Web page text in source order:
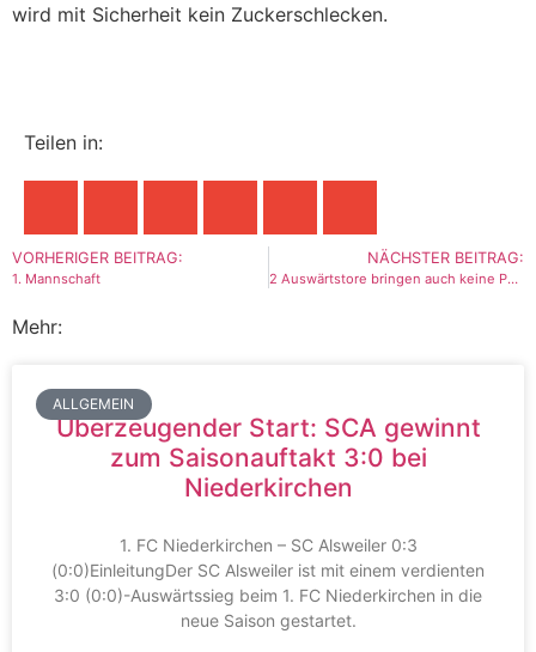
wird mit Sicherheit kein Zuckerschlecken.
Teilen in:
VORHERIGER BEITRAG:
1. Mannschaft
NÄCHSTER BEITRAG:
2 Auswärtstore bringen auch keine Punkte für die 1. Mannschaft
Mehr:
ALLGEMEIN
Überzeugender Start: SCA gewinnt
zum Saisonauftakt 3:0 bei
Niederkirchen
1. FC Niederkirchen – SC Alsweiler 0:3
(0:0)EinleitungDer SC Alsweiler ist mit einem verdienten
3:0 (0:0)-Auswärtssieg beim 1. FC Niederkirchen in die
neue Saison gestartet.